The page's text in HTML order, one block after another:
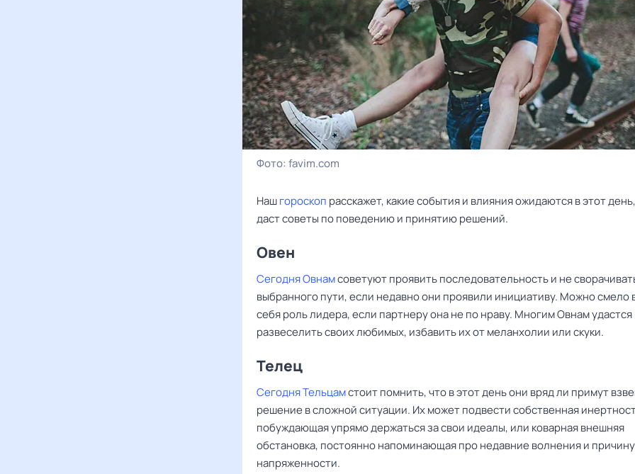
Фото: favim.com
Нашгороскоп расскажет, какие события и влияния ожидаются в этот
даст советы по поведению и принятию решений.
Овен ‌‌
Сегодня Овнамсоветуют проявить последовательность и не
выбранного пути, если недавно они проявили инициативу. Можно смело
себя роль лидера, если партнеру она не по нраву. Многим Овнам удастся
развеселить своих любимых, избавить их от меланхолии или скуки.
Телец
Сегодня Тельцамстоит помнить, что в этот день они вряд ли примут
решение в сложной ситуации. Их может подвести собственная
побуждающая упрямо держаться за свои идеалы, или коварная внешняя
обстановка, постоянно напоминающая про недавние волнения и причину
напряженности.